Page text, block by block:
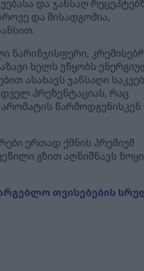
და ჯანსაღ
და მისადგომია,
ნარინჯისფერი,
ხელს უწყობს
ასახავს ჯანსაღი
პრეზენტაციას, რაც
წარმოდგენისკენ
ერთად ქმნის პრემიუმ
გზით აღნიშნავს
თვისებების